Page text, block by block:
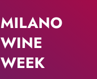
MILANO
WINE
WEEK